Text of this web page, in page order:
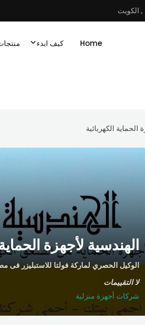
, الكويت
Home كيف ابدء
الحماية الكهربائية
الهندسية لأجهزة
الوكيل الحصري لماركة فولتا للاستبليزر فى
لا التقييمات
شركات أجهزة منزلية